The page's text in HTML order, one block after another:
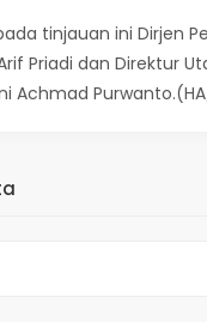
tinjauan ini Dirjen
Priadi dan Direktur
Achmad